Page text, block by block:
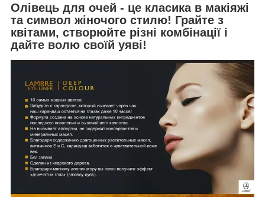
Олівець для очей - це класика в макіяжі
та символ жіночого стилю! Грайте з
квітами, створюйте різні комбінації і
дайте волю своїй уяві!